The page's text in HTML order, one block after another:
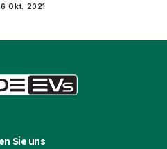
6 Okt. 2021
Sie uns